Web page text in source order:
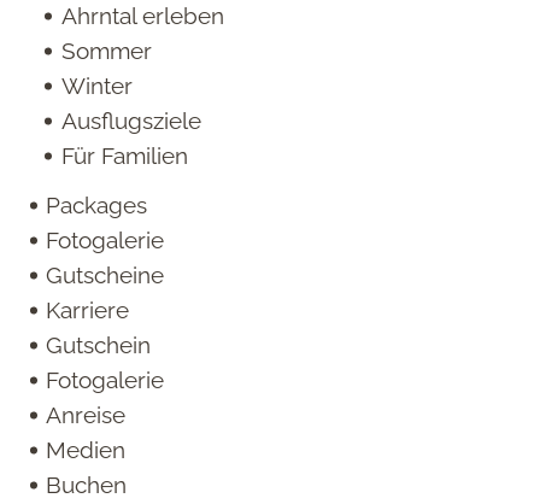
Ahrntal erleben
Sommer
Winter
Ausflugsziele
Für Familien
Packages
Fotogalerie
Gutscheine
Karriere
Gutschein
Fotogalerie
Anreise
Medien
Buchen